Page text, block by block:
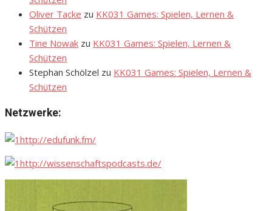
Oliver Tacke zu KK031 Games: Spielen, Lernen &
Schützen
Tine Nowak zu KK031 Games: Spielen, Lernen &
Schützen
Stephan Schölzel zu KK031 Games: Spielen, Lernen &
Schützen
Netzwerke:
http://edufunk.fm/
http://wissenschaftspodcasts.de/